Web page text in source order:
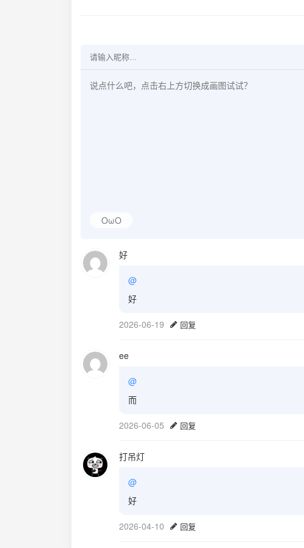
OωO
好
@
好
2026-06-19 回复
ee
@
而
2026-06-05 回复
打吊灯
@
好
2026-04-10 回复